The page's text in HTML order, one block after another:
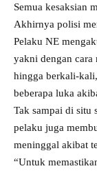
Semua kesaksian
Akhirnya polisi
Pelaku NE
yakni dengan cara
hingga berkali-
beberapa luka
Tak sampai di situ
pelaku juga
meninggal akibat
“Untuk